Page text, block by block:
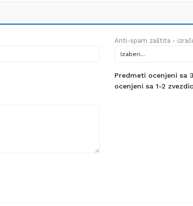
Anti-spam zaštita -
Predmeti ocenjeni sa
ocenjeni sa 1-2